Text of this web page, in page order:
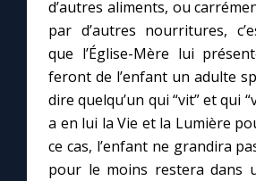
d’autres aliments, ou
par d’autres nourritures,
que l’Église-Mère lui
feront de l’enfant un adulte
dire quelqu’un qui “vit” et qui
a en lui la Vie et la Lumière
ce cas, l’enfant ne grandira
pour le moins restera dans